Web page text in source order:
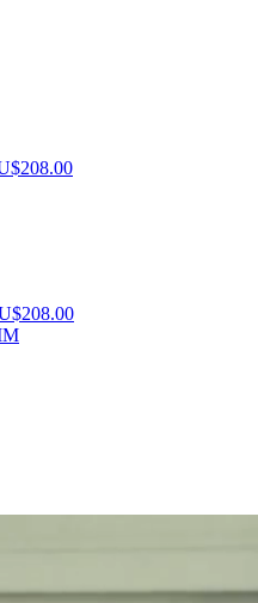
$208.00
$208.00
- MEM X LMSM